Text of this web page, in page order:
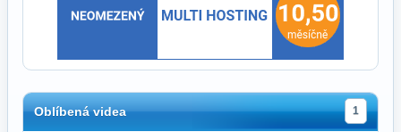
Oblíbená videa 1